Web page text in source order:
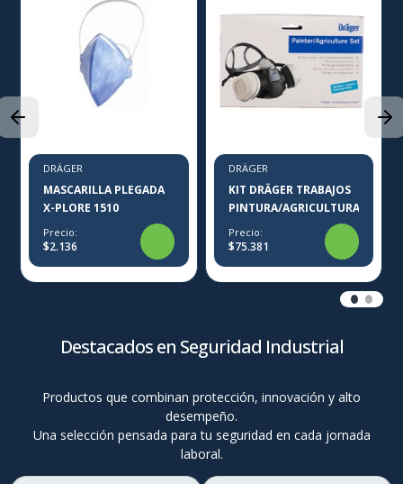
DRÄGER
MASCARILLA PLEGADA
X-PLORE 1510
Precio:
$2.136
DRÄGER
KIT DRÄGER TRABAJOS
PINTURA/AGRICULTURA
Precio:
$75.381
Destacados en Seguridad Industrial
Productos que combinan protección, innovación y alto
desempeño.
Una selección pensada para tu seguridad en cada jornada
laboral.